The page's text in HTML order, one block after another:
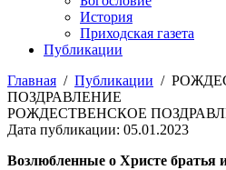
История
Приходская газета
Публикации
Главная / Публикации /
ПОЗДРАВЛЕНИЕ
РОЖДЕСТВЕНСКОЕ
Дата публикации: 05.01.2023
Возлюбленные о Христе братья